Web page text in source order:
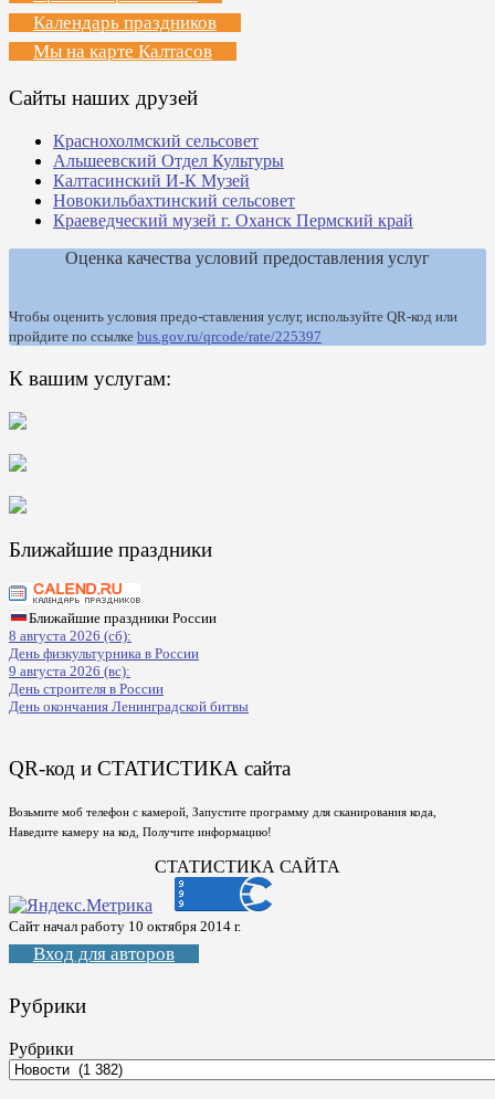
Календарь праздников
Мы на карте Калтасов
Сайты наших друзей
Краснохолмский сельсовет
Альшеевский Отдел Культуры
Калтасинский И-К Музей
Новокильбахтинский сельсовет
Краеведческий музей г. Оханск Пермский край
Оценка качества условий предоставления услуг
Чтобы оценить условия предо-ставления услуг, используйте QR-код или
пройдите по ссылке bus.gov.ru/qrcode/rate/225397
К вашим услугам:
Ближайшие праздники
Ближайшие праздники России
8 августа 2026 (сб):
День физкультурника в России
9 августа 2026 (вс):
День строителя в России
День окончания Ленинградской битвы
QR-код и СТАТИСТИКА сайта
Возьмите моб телефон с камерой, Запустите программу для сканирования кода,
Наведите камеру на код, Получите информацию!
СТАТИСТИКА САЙТА
Сайт начал работу 10 октября 2014 г.
Вход для авторов
Рубрики
Рубрики